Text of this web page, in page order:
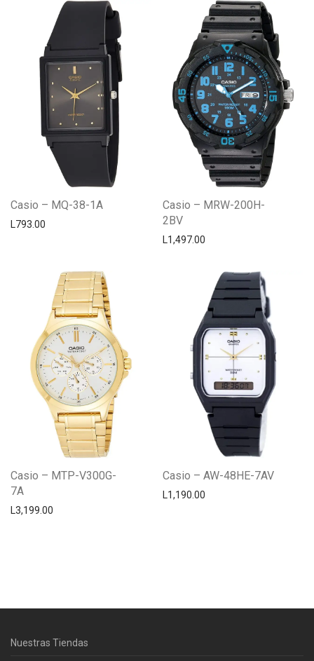
Casio – MQ-38-1A
L793.00
Casio – MRW-200H-
2BV
L1,497.00
Casio – MTP-V300G-
7A
L3,199.00
Casio – AW-48HE-7AV
L1,190.00
Nuestras Tiendas